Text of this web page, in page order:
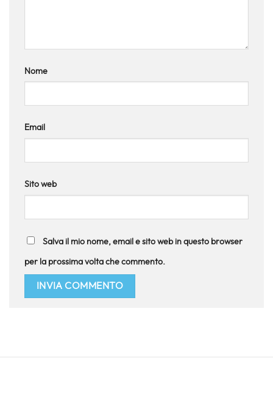
Nome
Email
Sito web
Salva il mio nome, email e sito web in questo browser
per la prossima volta che commento.